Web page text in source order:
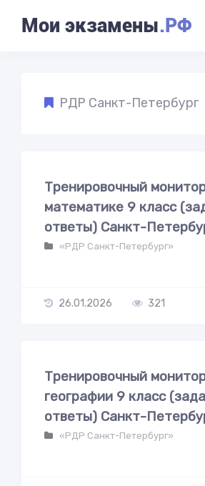
Мои экзамены.РФ
РДР Санкт-Петербург
Тренировочный
математике 9 класс
ответы) Санкт-
«РДР Санкт-Петербург»
26.01.2026 321
Тренировочный
географии 9 класс
ответы) Санкт-
«РДР Санкт-Петербург»